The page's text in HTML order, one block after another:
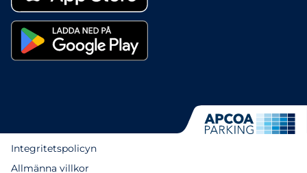
Integritetspolicyn
Allmänna villkor